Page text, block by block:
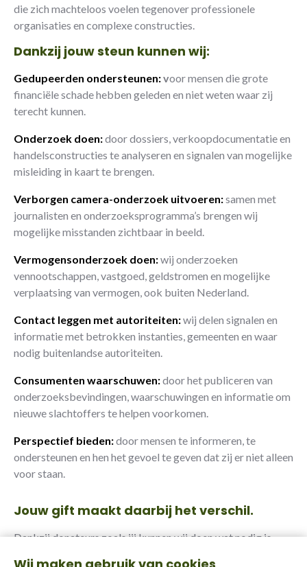
die zich machteloos voelen tegenover professionele
organisaties en complexe constructies.
Dankzij jouw steun kunnen wij:
Gedupeerden ondersteunen:voor mensen die grote
financiële schade hebben geleden en niet weten waar zij
terecht kunnen.
Onderzoek doen:door dossiers, verkoopdocumentatie en
handelsconstructies te analyseren en signalen van mogelijke
misleiding in kaart te brengen.
Verborgen camera-onderzoek uitvoeren:samen met
journalisten en onderzoeksprogramma’s brengen wij
mogelijke misstanden zichtbaar in beeld.
Vermogensonderzoek doen:wij onderzoeken
vennootschappen, vastgoed, geldstromen en mogelijke
verplaatsing van vermogen, ook buiten Nederland.
Contact leggen met autoriteiten:wij delen signalen en
informatie met betrokken instanties, gemeenten en waar
nodig buitenlandse autoriteiten.
Consumenten waarschuwen:door het publiceren van
onderzoeksbevindingen, waarschuwingen en informatie om
nieuwe slachtoffers te helpen voorkomen.
Perspectief bieden:door mensen te informeren, te
ondersteunen en hen het gevoel te geven dat zij er niet alleen
voor staan.
Jouw gift maakt daarbij het verschil.
Dankzij donateurs zoals jij kunnen wij doen wat nodig is.